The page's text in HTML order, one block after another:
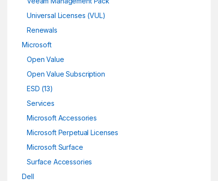
Universal Licenses (VUL)
Renewals
Microsoft
Open Value
Open Value Subscription
ESD (13)
Services
Microsoft Accessories
Microsoft Perpetual Licenses
Microsoft Surface
Surface Accessories
Dell